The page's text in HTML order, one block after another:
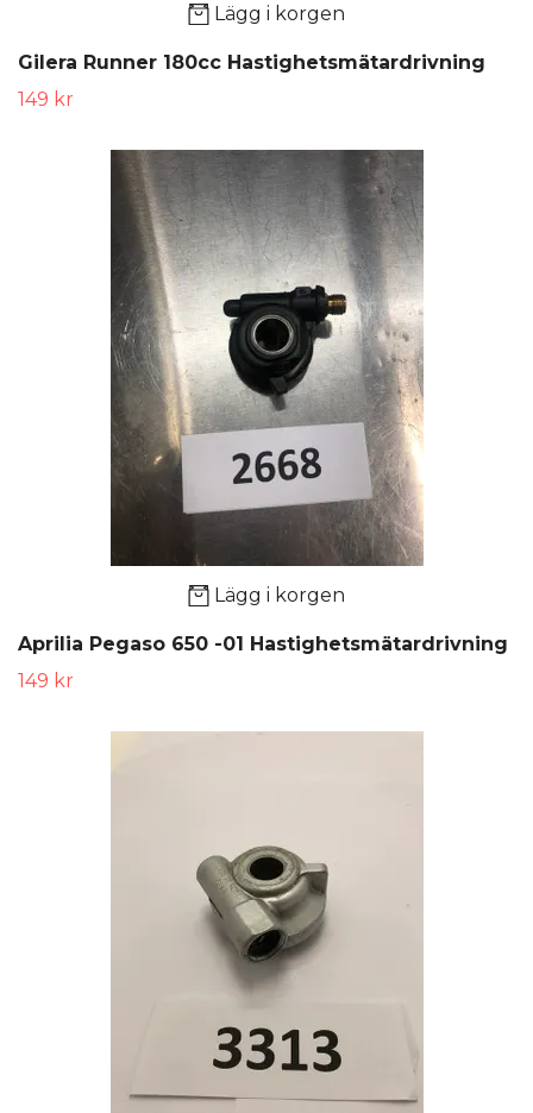
Lägg i korgen
Gilera Runner 180cc Hastighetsmätardrivning
149 kr
Lägg i korgen
Aprilia Pegaso 650 -01 Hastighetsmätardrivning
149 kr